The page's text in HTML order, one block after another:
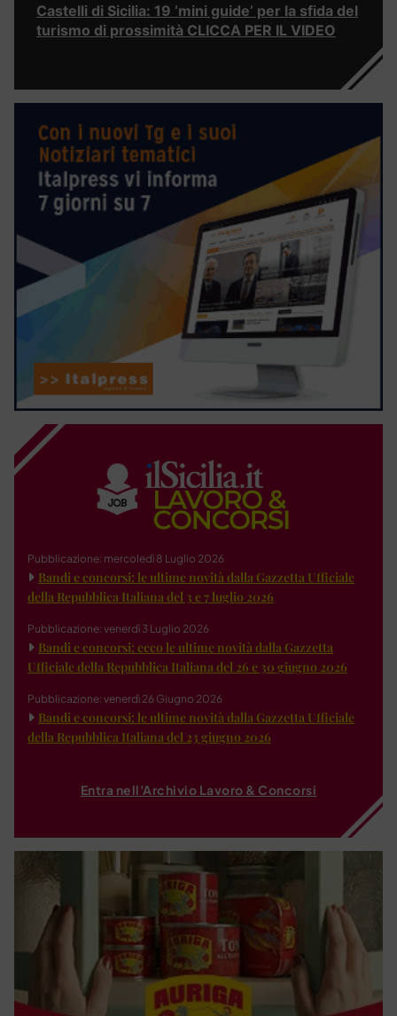
Castelli di Sicilia: 19 ‘mini guide’ per la sfida del
turismo di prossimità CLICCA PER IL VIDEO
Pubblicazione: mercoledì 8 Luglio 2026
Bandi e concorsi: le ultime novità dalla Gazzetta Ufficiale
della Repubblica Italiana del 3 e 7 luglio 2026
Pubblicazione: venerdì 3 Luglio 2026
Bandi e concorsi: ecco le ultime novità dalla Gazzetta
Ufficiale della Repubblica Italiana del 26 e 30 giugno 2026
Pubblicazione: venerdì 26 Giugno 2026
Bandi e concorsi: le ultime novità dalla Gazzetta Ufficiale
della Repubblica Italiana del 23 giugno 2026
Entra nell'Archivio Lavoro & Concorsi